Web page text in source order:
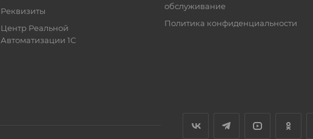
Реквизиты
Центр Реальной
Автоматизации 1С
обслуживание
Политика конфиденциальности